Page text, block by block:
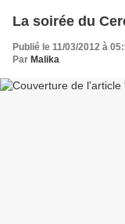
La soirée du
Publié le 11/03/2012 à
Par Malika